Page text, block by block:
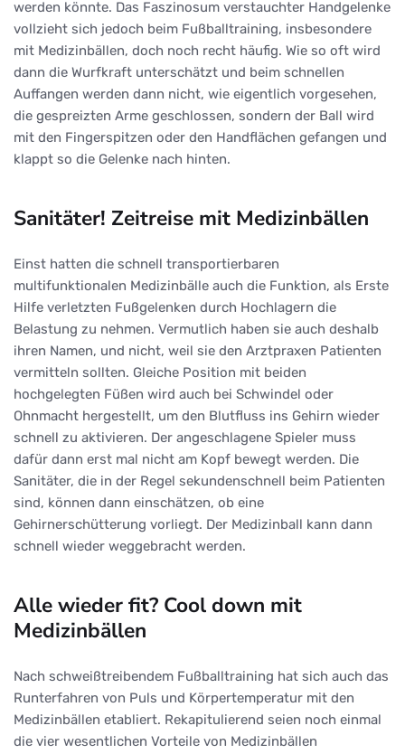
werden könnte. Das Faszinosum verstauchter Handgelenke
vollzieht sich jedoch beim Fußballtraining, insbesondere
mit Medizinbällen, doch noch recht häufig. Wie so oft wird
dann die Wurfkraft unterschätzt und beim schnellen
Auffangen werden dann nicht, wie eigentlich vorgesehen,
die gespreizten Arme geschlossen, sondern der Ball wird
mit den Fingerspitzen oder den Handflächen gefangen und
klappt so die Gelenke nach hinten.
Sanitäter! Zeitreise mit Medizinbällen
Einst hatten die schnell transportierbaren
multifunktionalen Medizinbälle auch die Funktion, als Erste
Hilfe verletzten Fußgelenken durch Hochlagern die
Belastung zu nehmen. Vermutlich haben sie auch deshalb
ihren Namen, und nicht, weil sie den Arztpraxen Patienten
vermitteln sollten. Gleiche Position mit beiden
hochgelegten Füßen wird auch bei Schwindel oder
Ohnmacht hergestellt, um den Blutfluss ins Gehirn wieder
schnell zu aktivieren. Der angeschlagene Spieler muss
dafür dann erst mal nicht am Kopf bewegt werden. Die
Sanitäter, die in der Regel sekundenschnell beim Patienten
sind, können dann einschätzen, ob eine
Gehirnerschütterung vorliegt. Der Medizinball kann dann
schnell wieder weggebracht werden.
Alle wieder fit? Cool down mit
Medizinbällen
Nach schweißtreibendem Fußballtraining hat sich auch das
Runterfahren von Puls und Körpertemperatur mit den
Medizinbällen etabliert. Rekapitulierend seien noch einmal
die vier wesentlichen Vorteile von Medizinbällen